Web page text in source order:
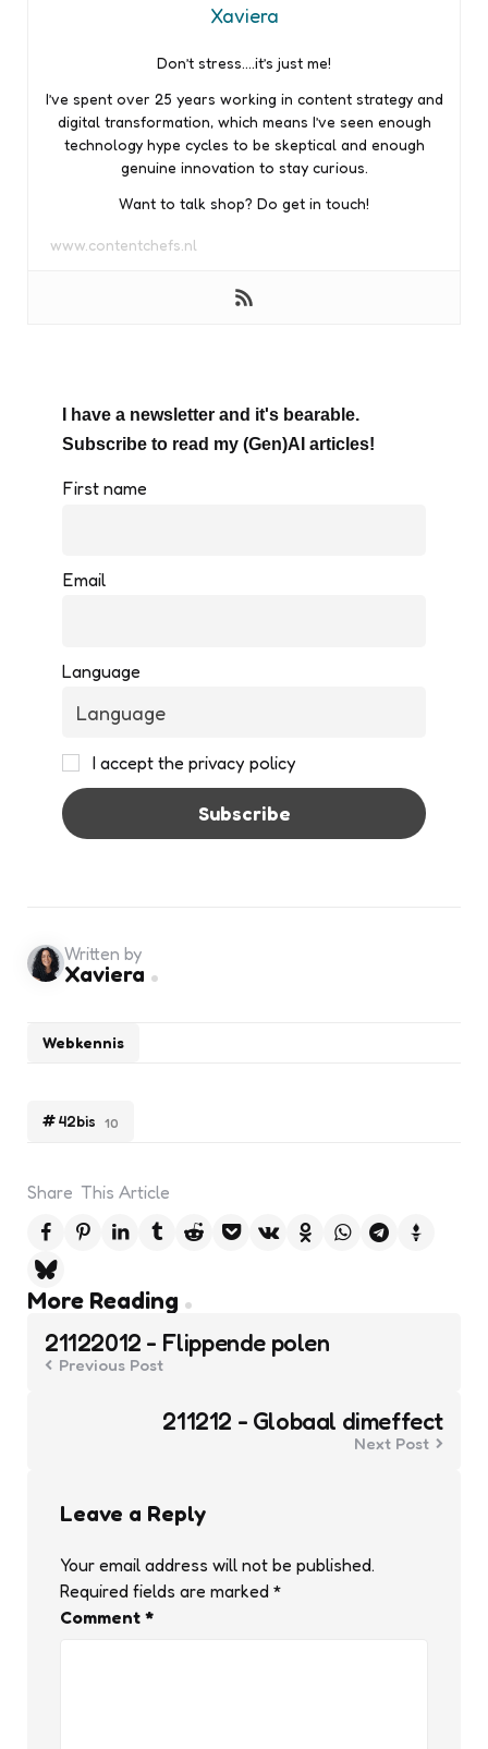
Xaviera
Don’t stress….it’s just me!
I’ve spent over 25 years working in content strategy and
digital transformation, which means I’ve seen enough
technology hype cycles to be skeptical and enough
genuine innovation to stay curious.
Want to talk shop? Do get in touch!
www.contentchefs.nl
I have a newsletter and it's bearable.
Subscribe to read my (Gen)AI articles!
First name
Email
Language
I accept the privacy policy
42bis 10
Webkennis
Written by
Xaviera
Share This Article
More Reading
Post
navigation
21122012 - Flippende polen
Previous Post
211212 - Globaal dimeffect
Next Post
Leave a Reply
Your email address will not be published.
Required fields are marked *
Comment *